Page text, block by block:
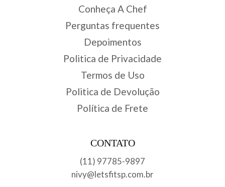
Conheça A Chef
Perguntas frequentes
Depoimentos
Politica de Privacidade
Termos de Uso
Politica de Devolução
Política de Frete
CONTATO
(11) 97785-9897
nivy@letsfitsp.com.br